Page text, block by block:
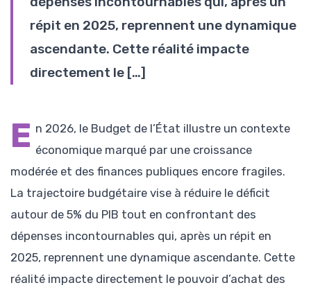
répit en 2025, reprennent une dynamique
ascendante. Cette réalité impacte
directement le […]
E n 2026, le Budget de l’État illustre un contexte
économique marqué par une croissance
modérée et des finances publiques encore fragiles.
La trajectoire budgétaire vise à réduire le déficit
autour de 5% du PIB tout en confrontant des
dépenses incontournables qui, après un répit en
2025, reprennent une dynamique ascendante. Cette
réalité impacte directement le pouvoir d’achat des